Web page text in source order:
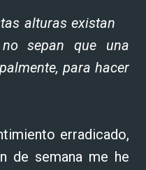
alturas existan
sepan que una
para hacer
erradicado,
de semana me he